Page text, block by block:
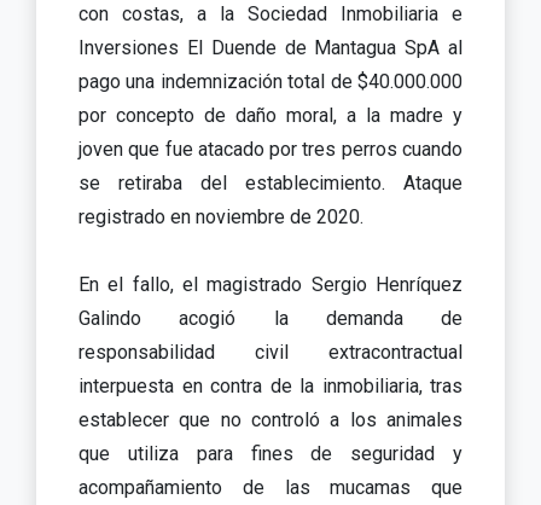
con costas, a la Sociedad Inmobiliaria e
Inversiones El Duende de Mantagua SpA al
pago una indemnización total de $40.000.000
por concepto de daño moral, a la madre y
joven que fue atacado por tres perros cuando
se retiraba del establecimiento. Ataque
registrado en noviembre de 2020.
En el fallo, el magistrado Sergio Henríquez
Galindo acogió la demanda de
responsabilidad civil extracontractual
interpuesta en contra de la inmobiliaria, tras
establecer que no controló a los animales
que utiliza para fines de seguridad y
acompañamiento de las mucamas que